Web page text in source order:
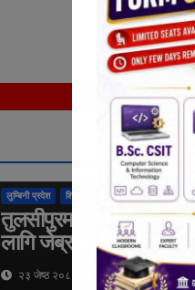
तुलसीपुर उपमहानगरपालिका राष्ट्रिय
लुम्बिनी प्रदेश शिक्षा समाचार स्थानीय समाचार
तुलसीपुरमा सडक सुरक्षाका
लागि जेब्राक्रसिङ निर्माण
२३ जेष्ठ २०८३, शनिबार १५:०७ २३ जेष्ठ